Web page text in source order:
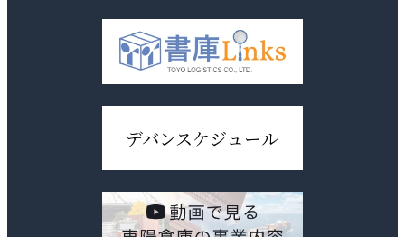
デバンスケジュール